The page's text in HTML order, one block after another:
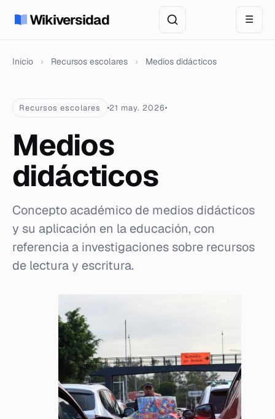
Wikiversidad ☰
Inicio › Recursos escolares › Medios didácticos
Recursos escolares 21 may. 2026
Medios
didácticos
Concepto académico de medios didácticos
y su aplicación en la educación, con
referencia a investigaciones sobre recursos
de lectura y escritura.